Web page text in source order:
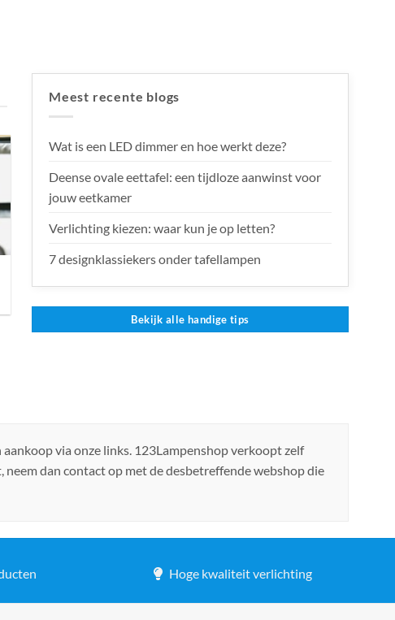
Meest recente blogs
Wat is een LED dimmer en hoe werkt deze?
Deense ovale eettafel: een tijdloze aanwinst voor
jouw eetkamer
Verlichting kiezen: waar kun je op letten?
7 designklassiekers onder tafellampen
Bekijk alle handige tips
via onze links. 123Lampenshop verkoopt zelf
dan contact op met de desbetreffende webshop die
Hoge kwaliteit verlichting